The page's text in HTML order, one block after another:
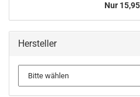
Nur
Hersteller